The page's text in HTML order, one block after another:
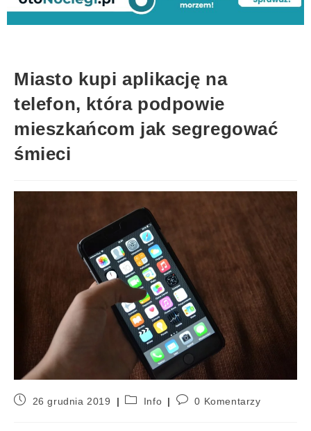
Miasto kupi aplikację na
telefon, która podpowie
mieszkańcom jak segregować
śmieci
26 grudnia 2019 Info 0 Komentarzy